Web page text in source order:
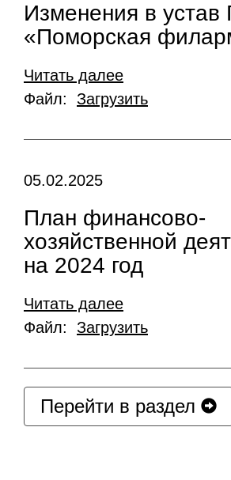
Изменения в
«Поморская
Читать далее
Файл: Загрузить
05.02.2025
План финансово-
хозяйственной
на 2024 год
Читать далее
Файл: Загрузить
Перейти в раздел